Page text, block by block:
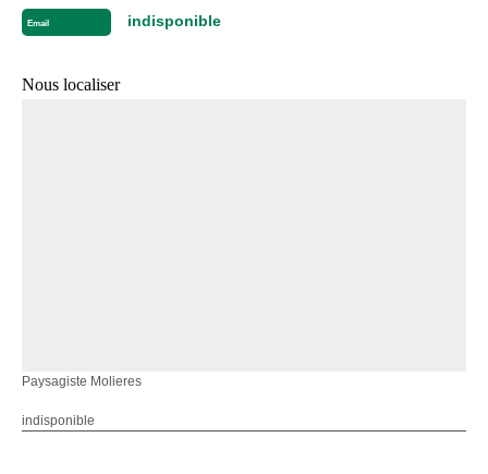
Email indisponible
Nous localiser
Paysagiste Molieres
indisponible